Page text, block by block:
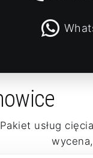
Pakiet usług